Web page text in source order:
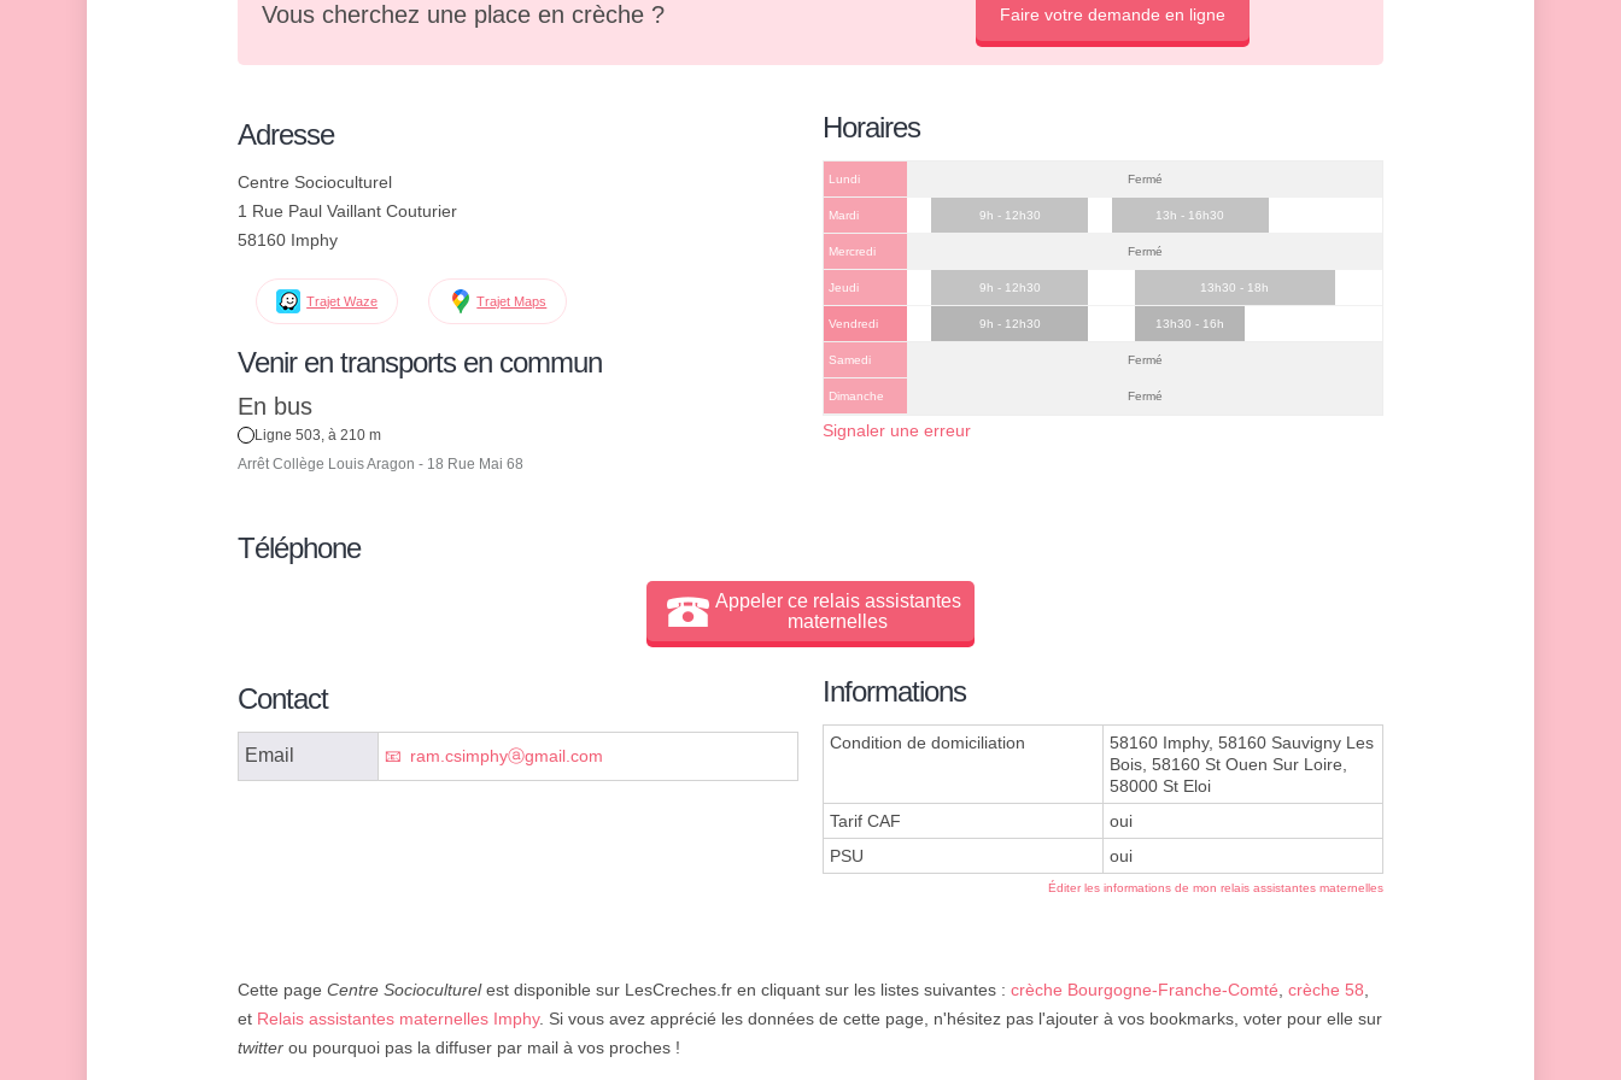
Vous cherchez une place en crèche ? Faire votre demande en ligne
Adresse
Centre Socioculturel
1 Rue Paul Vaillant Couturier
58160 Imphy
Trajet Waze Trajet Maps
Venir en transports en commun
En bus
Ligne 503, à 210 m
Arrêt Collège Louis Aragon - 18 Rue Mai 68
Horaires
Lundi Fermé
Mardi 9h - 12h30 13h - 16h30
Mercredi Fermé
Jeudi 9h - 12h30 13h30 - 18h
Vendredi 9h - 12h30 13h30 - 16h
Samedi Fermé
Dimanche Fermé
Signaler une erreur
Téléphone
Appeler ce relais assistantes
maternelles
Contact
Email ram.csimphyⓐgmail.com
Informations
Condition de domiciliation
58160 Imphy, 58160 Sauvigny Les
Bois, 58160 St Ouen Sur Loire,
58000 St Eloi
Tarif CAF
oui
PSU
oui
Éditer les informations de mon relais assistantes maternelles
Cette page Centre Socioculturelest disponible sur LesCreches.fr en cliquant sur les listes suivantes : crèche Bourgogne-Franche-Comté, crèche 58,
et Relais assistantes maternelles Imphy. Si vous avez apprécié les données de cette page, n'hésitez pas l'ajouter à vos bookmarks, voter pour elle sur
twitter ou pourquoi pas la diffuser par mail à vos proches !